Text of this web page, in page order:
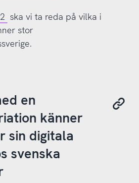
ska vi ta reda på vilka i
stor
en
känner
sin digitala
svenska